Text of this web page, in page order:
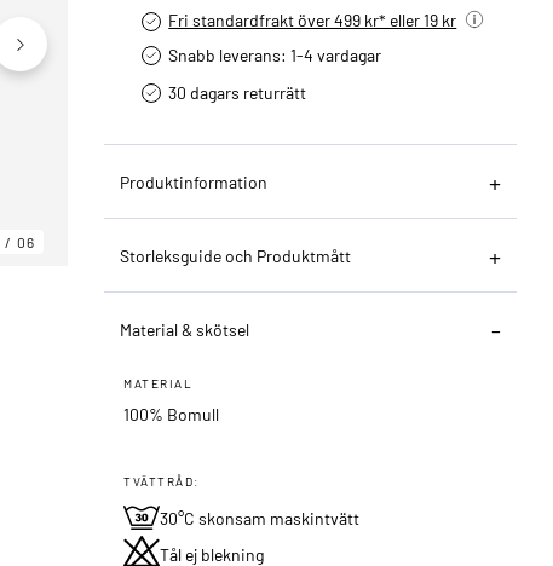
06
Fri standardfrakt över 499 kr* eller 19 kr
Snabb leverans: 1-4 vardagar
30 dagars returrätt­
Produktinformation
Storleksguide och Produktmått
Material & skötsel
MATERIAL
100% Bomull
TVÄTTRÅD:
30°C skonsam maskintvätt
Tål ej blekning